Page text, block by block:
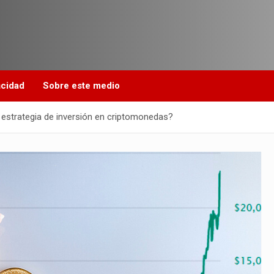
Sobre este medio
de inversión en criptomonedas?